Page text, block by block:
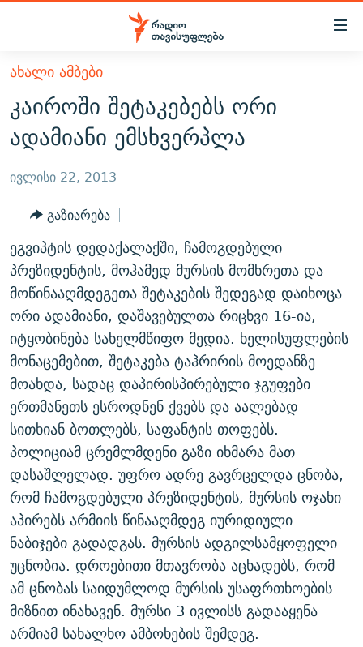
Accessibility
მთავარ
შინაარსზე
დაბრუნება
მთავარ
დაბრუნება
ძიებაზე
დაბრუნება
ᲐᲮᲐᲚᲘ ᲐᲛᲑᲔᲑᲘ
ᲗᲔᲛᲔᲑᲘ
ᲞᲝᲚᲘᲢᲘᲙᲐ
ᲔᲙᲝᲜᲝᲛᲘᲙᲐ
ᲡᲐᲖᲝᲒᲐᲓᲝᲔᲑᲐ
ᲡᲞᲝᲠᲢᲘ
ᲕᲘᲓᲔᲝ
ᲑᲚᲝᲒᲔᲑᲘ
ᲞᲝᲓᲙᲐᲡᲢᲔᲑᲘ
ᲜᲘᲙᲝᲡ ᲞᲝᲓᲙᲐᲡᲢᲘ
60 ᲓᲔᲪᲘᲑᲔᲚᲘ
ᲒᲐᲜᲙᲘᲗᲮᲕᲘᲡ ᲓᲦᲔ
ᲓᲘᲚᲘᲡ ᲡᲐᲣᲑᲠᲔᲑᲘ
ᲛᲝᲚᲐᲞᲐᲠᲐᲙᲔ ᲢᲔᲥᲡᲢᲔᲑᲘ
ᲨᲘᲜ - ᲣᲪᲮᲝᲔᲗᲨᲘ
ᲚᲘᲢᲔᲠᲐᲢᲣᲠᲣᲚᲘ ᲬᲐᲮᲜᲐᲒᲔᲑᲘ
ᲐᲛᲔᲠᲘᲙᲣᲚᲘ ᲛᲝᲗᲮᲠᲝᲑᲐ
ᲘᲛᲞᲔᲠᲘᲐ ᲓᲐ ᲠᲐᲓᲘᲝ
ᲗᲐᲕᲘᲡᲣᲤᲚᲔᲑᲘᲡ ᲛᲝᲜᲘᲢᲝᲠᲘ
ᲤᲔᲜᲝᲕᲐᲜᲘ - 2.10
ᲗᲥᲕᲔᲜᲘ ᲞᲣᲑᲚᲘᲙᲐᲪᲘᲔᲑᲘ
ᲞᲠᲝᲔᲥᲢᲔᲑᲘ
ᲣᲙᲠᲐᲘᲜᲐᲨᲘ ᲓᲐᲦᲣᲞᲣᲚᲘ ᲥᲐᲠᲗᲕᲔᲚᲘ ᲛᲔᲑᲠᲫᲝᲚᲔᲑᲘ - 2022
ᲓᲐᲛᲝᲣᲙᲘᲓᲔᲑᲚᲝᲑᲘᲡ 100 ᲬᲔᲚᲘ
ᲩᲔᲛᲘ ᲡᲘᲙᲕᲓᲘᲚᲘᲡ ᲛᲘᲖᲔᲖᲘᲐ COVID-19
11 ᲬᲔᲚᲘ - 11 ᲐᲛᲑᲐᲕᲘ
ᲡᲐᲞᲐᲠᲚᲐᲛᲔᲜᲢᲝ ᲐᲠᲩᲔᲕᲜᲔᲑᲘᲡ ᲘᲡᲢᲝᲠᲘᲐ
ᲑᲐᲕᲨᲕᲔᲑᲘ ᲞᲠᲝᲡᲢᲘᲢᲣᲪᲘᲐᲨᲘ - ᲐᲛᲝᲣᲗᲥᲛᲔᲚᲘ ᲐᲛᲑᲐᲕᲘ
5 ᲐᲛᲑᲐᲕᲘ - 20 ᲘᲕᲜᲘᲡᲡ ᲓᲐᲨᲐᲕᲔᲑᲣᲚᲔᲑᲘ
ᲐᲒᲕᲘᲡᲢᲝᲡ ᲝᲛᲘ
ПРИВЕТ ᲙᲣᲚᲢᲣᲠᲐ
ЭХО КАВКАЗА
ᲒᲐᲛᲝᲘᲬᲔᲠᲔ
რთე/რთ-ის ყველა საიტი
ᲐᲮᲐᲚᲘ ᲐᲛᲑᲔᲑᲘ
კაიროში შეტაკებებს ორი
ადამიანი ემსხვერპლა
ივლისი 22, 2013
გაზიარება
ეგვიპტის დედაქალაქში, ჩამოგდებული
პრეზიდენტის, მოჰამედ მურსის მომხრეთა და
მოწინააღმდეგეთა შეტაკების შედეგად დაიხოცა
ორი ადამიანი, დაშავებულთა რიცხვი 16-ია,
იტყობინება სახელმწიფო მედია. ხელისუფლების
მონაცემებით, შეტაკება ტაჰრირის მოედანზე
მოახდა, სადაც დაპირისპირებული ჯგუფები
ერთმანეთს ესროდნენ ქვებს და აალებად
სითხიან ბოთლებს, საფანტის თოფებს.
პოლიციამ ცრემლმდენი გაზი იხმარა მათ
დასაშლელად. უფრო ადრე გავრცელდა ცნობა,
რომ ჩამოგდებული პრეზიდენტის, მურსის ოჯახი
აპირებს არმიის წინააღმდეგ იურიდიული
ნაბიჯები გადადგას. მურსის ადგილსამყოფელი
უცნობია. დროებითი მთავრობა აცხადებს, რომ
ამ ცნობას საიდუმლოდ მურსის უსაფრთხოების
მიზნით ინახავენ. მურსი 3 ივლისს გადააყენა
არმიამ სახალხო ამბოხების შემდეგ.